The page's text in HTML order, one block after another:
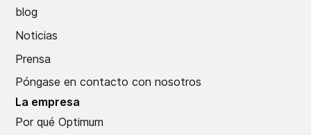
blog
Noticias
Prensa
Póngase en contacto con nosotros
La empresa
Por qué Optimum